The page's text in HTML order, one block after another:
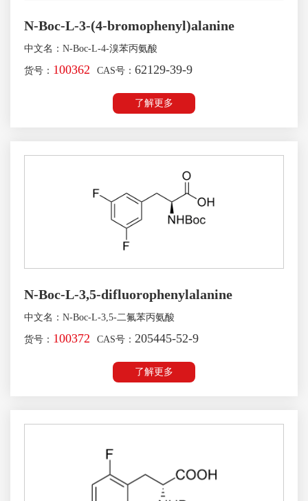
N-Boc-L-3-(4-bromophenyl)alanine
中文名：N-Boc-L-4-溴苯丙氨酸
货号： 100362 CAS号： 62129-39-9
了解更多
N-Boc-L-3,5-difluorophenylalanine
中文名：N-Boc-L-3,5-二氟苯丙氨酸
货号： 100372 CAS号： 205445-52-9
了解更多